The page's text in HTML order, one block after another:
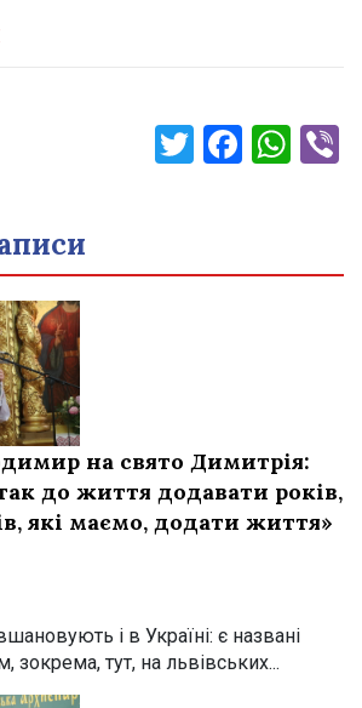
Twitter
на свято Димитрія:
до життя додавати років,
які маємо, додати життя»
і в Україні: є названі
зокрема, тут, на львівських...